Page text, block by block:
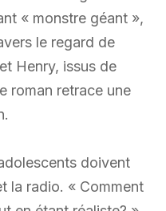
« monstre géant »,
le regard de
Henry, issus de
roman retrace une
doivent
la radio. « Comment